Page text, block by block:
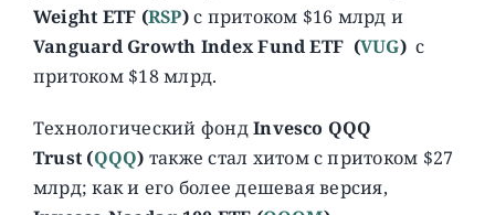
Weight ETF (RSP)с притоком $16 млрд и
Vanguard Growth Index Fund ETF (VUG) с
притоком $18 млрд.
Технологический фондInvesco QQQ
Trust (QQQ) также стал хитом с притоком $27
млрд; как и его более дешевая версия,